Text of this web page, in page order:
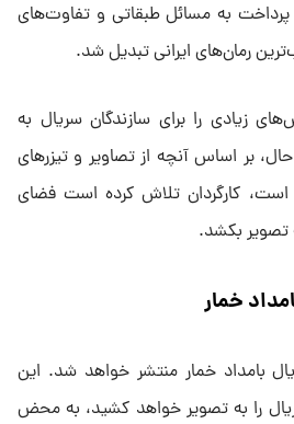
پرداخت به مسائل طبقاتی و تفاوت‌های
رمان‌های ایرانی تبدیل شد.
زیادی را برای سازندگان سریال به
بر اساس آنچه از تصاویر و تیزرهای
کارگردان تلاش کرده است فضای
تصویر بکشد.
خمار
بامداد خمار منتشر خواهد شد. این
را به تصویر خواهد کشید، به محض